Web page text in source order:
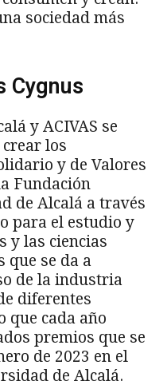
sociedad más
Cygnus
y ACIVAS se
los
y de Valores
Fundación
de Alcalá a través
para el estudio y
y las ciencias
que se da a
de la industria
diferentes
que cada año
premios que se
de 2023 en el
de Alcalá.